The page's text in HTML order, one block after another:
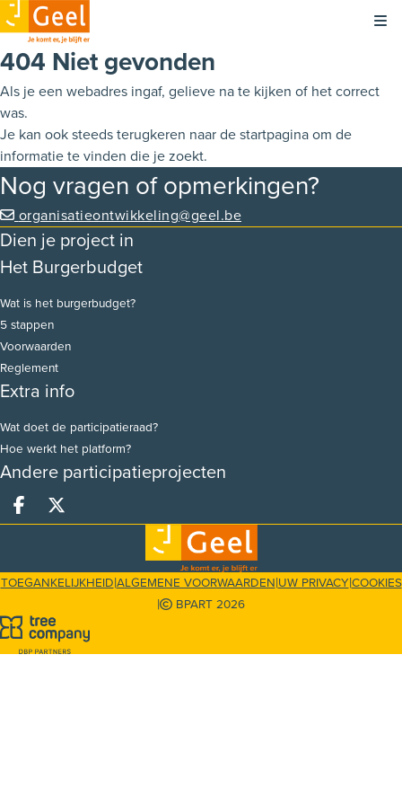
404 Niet gevonden
Als je een webadres ingaf, gelieve na te kijken of het correct
was.
Je kan ook steeds terugkeren naar de startpagina om de
informatie te vinden die je zoekt.
Nog vragen of opmerkingen?
organisatieontwikkeling@geel.be
Dien je project in
Het Burgerbudget
Wat is het burgerbudget?
5 stappen
Voorwaarden
Reglement
Extra info
Wat doet de participatieraad?
Hoe werkt het platform?
Andere participatieprojecten
Deel op facebook
Deel op X
TOEGANKELIJKHEID|ALGEMENE VOORWAARDEN|UW PRIVACY|COOKIES
| BPART 2026